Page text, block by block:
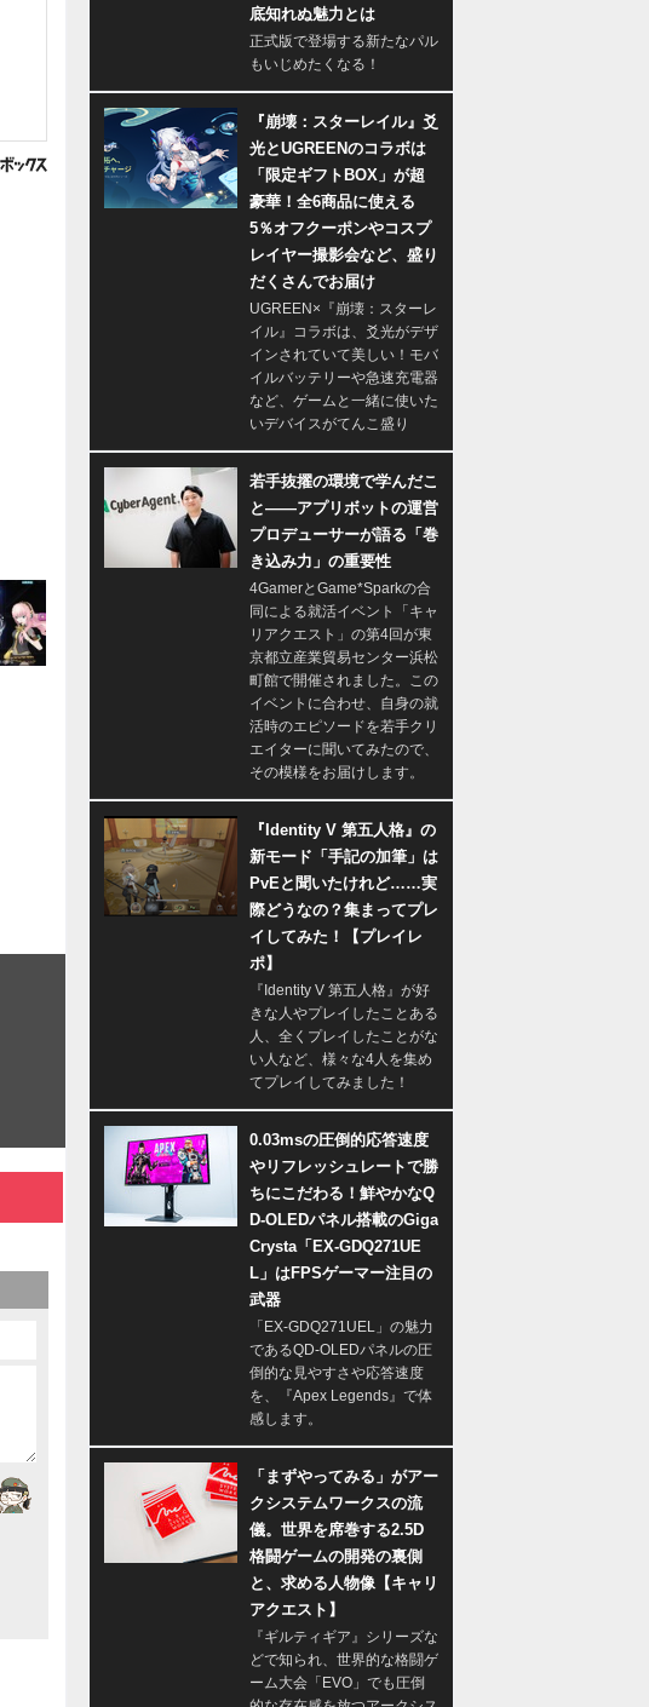
底知れぬ魅力とは
正式版で登場する新たなパル
もいじめたくなる！
『崩壊：スターレイル』爻
光とUGREENのコラボは
「限定ギフトBOX」が超
豪華！全6商品に使える
5％オフクーポンやコスプ
レイヤー撮影会など、盛り
だくさんでお届け
UGREEN×『崩壊：スターレ
イル』コラボは、爻光がデザ
インされていて美しい！モバ
イルバッテリーや急速充電器
など、ゲームと一緒に使いた
いデバイスがてんこ盛り
若手抜擢の環境で学んだこ
と――アプリボットの運営
プロデューサーが語る「巻
き込み力」の重要性
4GamerとGame*Sparkの合
同による就活イベント「キャ
リアクエスト」の第4回が東
京都立産業貿易センター浜松
町館で開催されました。この
イベントに合わせ、自身の就
活時のエピソードを若手クリ
エイターに聞いてみたので、
その模様をお届けします。
『Identity V 第五人格』の
新モード「手記の加筆」は
PvEと聞いたけれど……実
際どうなの？集まってプレ
イしてみた！【プレイレ
ポ】
『Identity V 第五人格』が好
きな人やプレイしたことある
人、全くプレイしたことがな
い人など、様々な4人を集め
てプレイしてみました！
0.03msの圧倒的応答速度
やリフレッシュレートで勝
ちにこだわる！鮮やかなQ
D-OLEDパネル搭載のGiga
Crysta「EX-GDQ271UE
L」はFPSゲーマー注目の
武器
「EX-GDQ271UEL」の魅力
であるQD-OLEDパネルの圧
倒的な見やすさや応答速度
を、『Apex Legends』で体
感します。
「まずやってみる」がアー
クシステムワークスの流
儀。世界を席巻する2.5D
格闘ゲームの開発の裏側
と、求める人物像【キャリ
アクエスト】
『ギルティギア』シリーズな
どで知られ、世界的な格闘ゲ
ーム大会「EVO」でも圧倒